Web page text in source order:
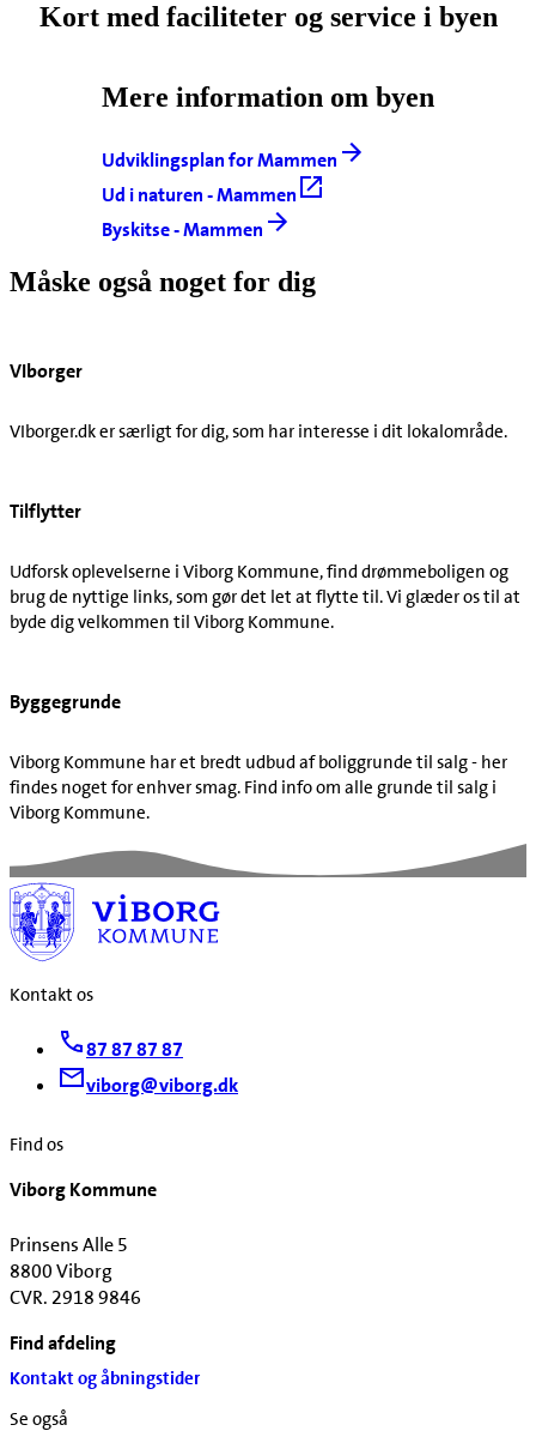
Kort med faciliteter og service i byen
Mere information om byen
Udviklingsplan for Mammen
Ud i naturen - Mammen
Byskitse - Mammen
Måske også noget for dig
VIborger
VIborger.dk er særligt for dig, som har interesse i dit lokalområde.
Tilflytter
Udforsk oplevelserne i Viborg Kommune, find drømmeboligen og
brug de nyttige links, som gør det let at flytte til. Vi glæder os til at
byde dig velkommen til Viborg Kommune.
Byggegrunde
Viborg Kommune har et bredt udbud af boliggrunde til salg - her
findes noget for enhver smag. Find info om alle grunde til salg i
Viborg Kommune.
Kontakt os
87 87 87 87
viborg@viborg.dk
Find os
Viborg Kommune
Prinsens Alle 5
8800 Viborg
CVR. 2918 9846
Find afdeling
Kontakt og åbningstider
Se også